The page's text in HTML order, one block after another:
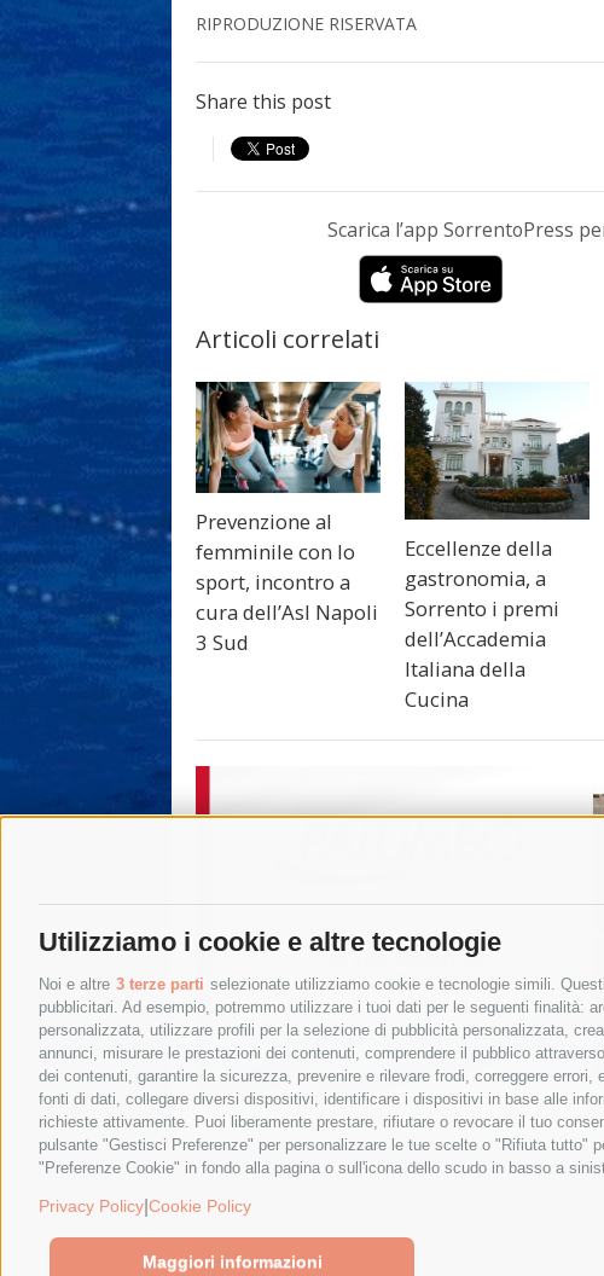
Utilizziamo i cookie e altre tecnologie
Noi e altre 3 terze parti selezionate utilizziamo cookie e tecnologie simili.
pubblicitari. Ad esempio, potremmo utilizzare i tuoi dati per le seguenti finalità:
personalizzata, utilizzare profili per la selezione di pubblicità personalizzata,
annunci, misurare le prestazioni dei contenuti, comprendere il pubblico
dei contenuti, garantire la sicurezza, prevenire e rilevare frodi, correggere
fonti di dati, collegare diversi dispositivi, identificare i dispositivi in base alle
richieste attivamente. Puoi liberamente prestare, rifiutare o revocare il tuo
pulsante "Gestisci Preferenze" per personalizzare le tue scelte o "Rifiuta tutto"
"Preferenze Cookie" in fondo alla pagina o sull'icona dello scudo in basso a
Privacy Policy Cookie Policy
Maggiori informazioni
RIPRODUZIONE RISERVATA
Share this post
Scarica l’app SorrentoPress
Articoli correlati
Prevenzione al
femminile con lo
sport, incontro a
cura dell’Asl Napoli
3 Sud
Eccellenze della
gastronomia, a
Sorrento i premi
dell’Accademia
Italiana della
Cucina
© 2015 SorrentoPress. All rights reserved.
Privacy policy